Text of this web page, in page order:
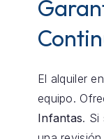
El alquiler en
equipo.
Infantas. Si